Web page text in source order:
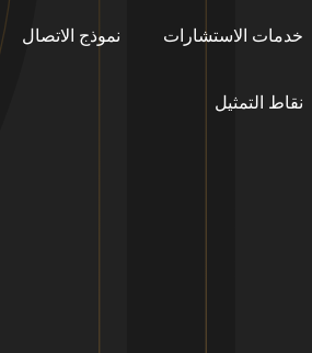
خدمات الاستشارات نموذج الاتصال
نقاط التمثيل